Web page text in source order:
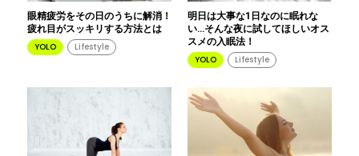
眼精疲労をその日のうちに解消！
疲れ目がスッキリする方法とは
YOLO Lifestyle
明日は大事な1日なのに眠れな
い…そんな夜に試してほしいオス
スメの入眠法！
YOLO Lifestyle